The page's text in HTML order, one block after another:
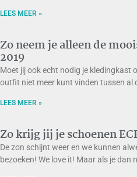
LEES MEER »
Zo neem je alleen de
2019
Moet jij ook echt nodig je kledingkast
outfit niet meer kunt vinden tussen al
LEES MEER »
Zo krijg jij je schoenen
De zon schijnt weer en we kunnen
bezoeken! We love it! Maar als je